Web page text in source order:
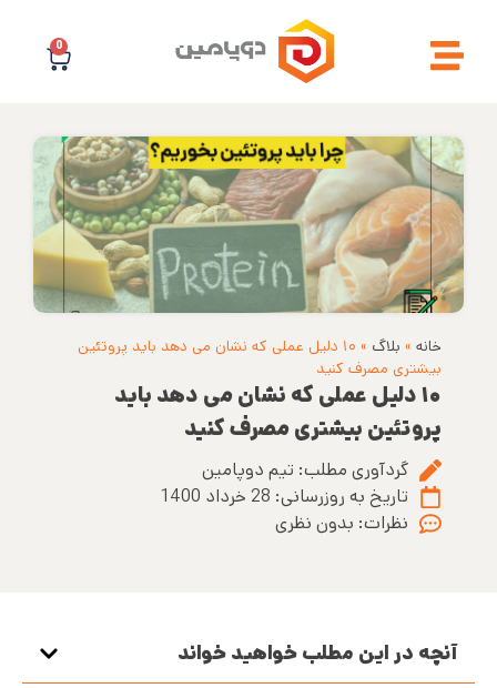
0
خانه » بلاگ »
۱۰ دلیل عملی که نشان می دهد باید پروتئین
بیشتری مصرف کنید
۱۰ دلیل عملی که نشان می دهد باید
پروتئین بیشتری مصرف کنید
گردآوری مطلب: تیم دوپامین
تاریخ به روزرسانی: 28 خرداد 1400
نظرات: بدون نظری
آنچه در این مطلب خواهید خواند